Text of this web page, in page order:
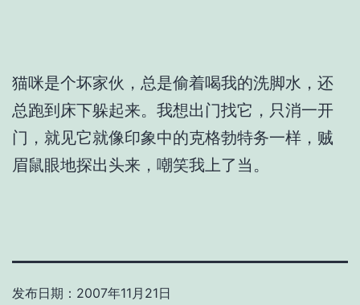
猫咪是个坏家伙，总是偷着喝我的洗脚水，还
总跑到床下躲起来。我想出门找它，只消一开
门，就见它就像印象中的克格勃特务一样，贼
眉鼠眼地探出头来，嘲笑我上了当。
发布日期： 2007年11月21日